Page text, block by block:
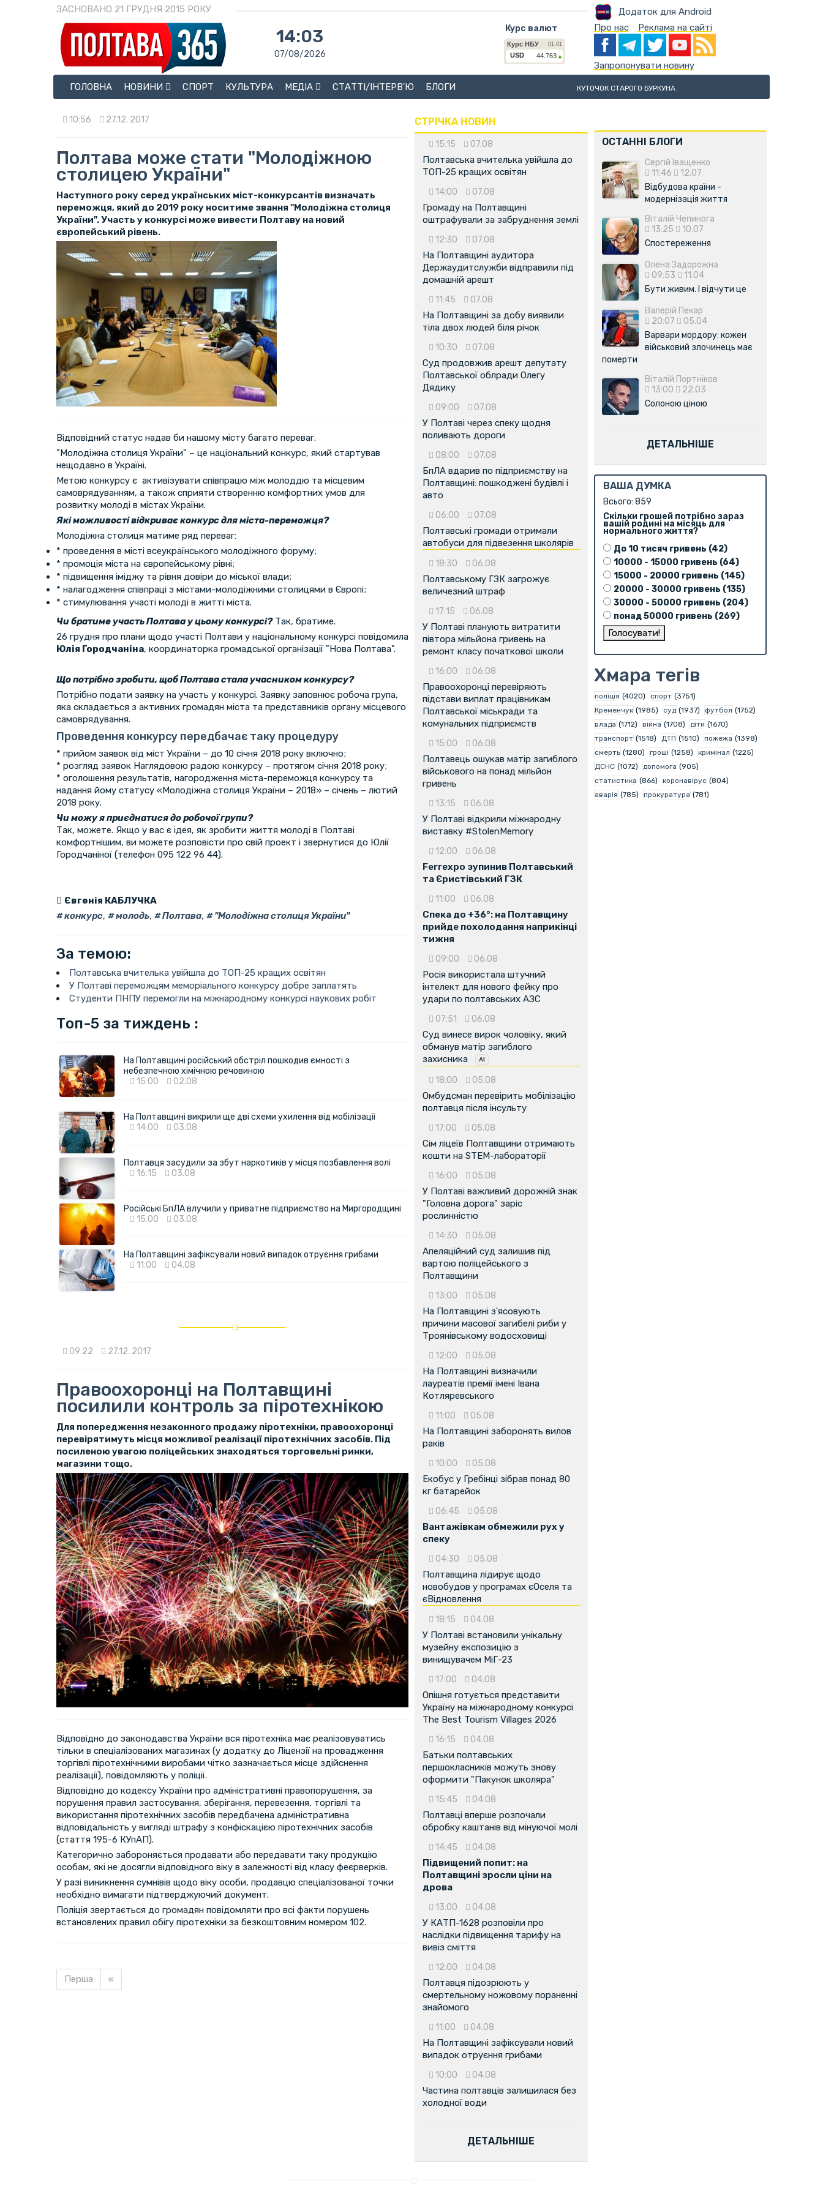
ЗАСНОВАНО 21 ГРУДНЯ 2015 РОКУ Додаток для Android
14:03
07/08/2026
Курс валют Про нас Реклама на сайті
Запропонувати новину
ГОЛОВНА
НОВИНИ СПОРТ КУЛЬТУРА МЕДІА СТАТТІ/ІНТЕРВ'Ю БЛОГИ КУТОЧОК СТАРОГО БУРКУНА
10:56 27.12. 2017
Полтава може стати "Молодіжною
столицею України"
Наступного року серед українських міст-конкурсантів визначать
переможця, який до 2019 року носитиме звання "Молодіжна столиця
України". Участь у конкурсі може вивести Полтаву на новий
європейський рівень.
Відповідний статус надав би нашому місту багато переваг.
"Молодіжна столиця України" – це національний конкурс, який стартував
нещодавно в Україні.
Метою конкурсу є активізувати співпрацю між молоддю та місцевим
самоврядуванням, а також сприяти створенню комфортних умов для
розвитку молоді в містах України.
Які можливості відкриває конкурс для міста-переможця?
Молодіжна столиця матиме ряд переваг:
* проведення в місті всеукраїнського молодіжного форуму;
* промоція міста на європейському рівні;
* підвищення іміджу та рівня довіри до міської влади;
* налагодження співпраці з містами-молодіжними столицями в Європі;
* стимулювання участі молоді в житті міста.
Чи братиме участь Полтава у цьому конкурсі?Так, братиме.
26 грудня про плани щодо участі Полтави у національному конкурсі повідомила
Юлія Городчаніна, координаторка громадської організації "Нова Полтава".
Що потрібно зробити, щоб Полтава стала учасником конкурсу?
Потрібно подати заявку на участь у конкурсі. Заявку заповнює робоча група,
яка складається з активних громадян міста та представників органу місцевого
самоврядування.
Проведення конкурсу передбачає таку процедуру
* прийом заявок від міст України – до 10 січня 2018 року включно;
* розгляд заявок Наглядовою радою конкурсу – протягом січня 2018 року;
* оголошення результатів, нагородження міста-переможця конкурсу та
надання йому статусу «Молодіжна столиця України – 2018» – січень – лютий
2018 року.
Чи можу я приєднатися до робочої групи?
Так, можете. Якщо у вас є ідея, як зробити життя молоді в Полтаві
комфортнішим, ви можете розповісти про свій проект і звернутися до Юлії
Городчаніної (телефон 095 122 96 44).
Євгенія КАБЛУЧКА
конкурс, молодь, Полтава, "Молодіжна столиця України"
За темою:
Полтавська вчителька увійшла до ТОП-25 кращих освітян
У Полтаві переможцям меморіального конкурсу добре заплатять
Студенти ПНПУ перемогли на міжнародному конкурсі наукових робіт
Топ-5 за тиждень :
На Полтавщині російський обстріл пошкодив ємності з
небезпечною хімічною речовиною
15:00
02.08
На Полтавщині викрили ще дві схеми ухилення від мобілізації
14:00
03.08
Полтавця засудили за збут наркотиків у місця позбавлення волі
16:15
03.08
Російські БпЛА влучили у приватне підприємство на Миргородщині
15:00
03.08
На Полтавщині зафіксували новий випадок отруєння грибами
11:00
04.08
09:22 27.12. 2017
Правоохоронці на Полтавщині
посилили контроль за піротехнікою
Для попередження незаконного продажу піротехніки, правоохоронці
перевірятимуть місця можливої реалізації піротехнічних засобів. Під
посиленою увагою поліцейських знаходяться торговельні ринки,
магазини тощо.
Відповідно до законодавства України вся піротехніка має реалізовуватись
тільки в спеціалізованих магазинах (у додатку до Ліцензії на провадження
торгівлі піротехнічними виробами чітко зазначається місце здійснення
реалізації), повідомляють у поліції.
Відповідно до кодексу України про адміністративні правопорушення, за
порушення правил застосування, зберігання, перевезення, торгівлі та
використання піротехнічних засобів передбачена адміністративна
відповідальність у вигляді штрафу з конфіскацією піротехнічних засобів
(стаття 195-6 КУпАП).
Категорично забороняється продавати або передавати таку продукцію
особам, які не досягли відповідного віку в залежності від класу феєрверків.
У разі виникнення сумнівів щодо віку особи, продавцю спеціалізованої точки
необхідно вимагати підтверджуючий документ.
Поліція звертається до громадян повідомляти про всі факти порушень
встановлених правил обігу піротехніки за безкоштовним номером 102.
Перша «
СТРІЧКА НОВИН
15:15 07.08
Полтавська вчителька увійшла до
ТОП-25 кращих освітян
14:00 07.08
Громаду на Полтавщині
оштрафували за забруднення землі
12:30 07.08
На Полтавщині аудитора
Держаудитслужби відправили під
домашній арешт
11:45 07.08
На Полтавщині за добу виявили
тіла двох людей біля річок
10:30 07.08
Суд продовжив арешт депутату
Полтавської облради Олегу
Дядику
09:00 07.08
У Полтаві через спеку щодня
поливають дороги
08:00 07.08
БпЛА вдарив по підприємству на
Полтавщині: пошкоджені будівлі і
авто
06:00 07.08
Полтавські громади отримали
автобуси для підвезення школярів
18:30 06.08
Полтавському ГЗК загрожує
величезний штраф
17:15 06.08
У Полтаві планують витратити
півтора мільйона гривень на
ремонт класу початкової школи
16:00 06.08
Правоохоронці перевіряють
підстави виплат працівникам
Полтавської міськради та
комунальних підприємств
15:00 06.08
Полтавець ошукав матір загиблого
військового на понад мільйон
гривень
13:15 06.08
У Полтаві відкрили міжнародну
виставку #StolenMemory
12:00 06.08
Ferrexpo зупинив Полтавський
та Єристівський ГЗК
11:00 06.08
Спека до +36°: на Полтавщину
прийде похолодання наприкінці
тижня
09:00 06.08
Росія використала штучний
інтелект для нового фейку про
удари по полтавських АЗС
07:51 06.08
Суд винесе вирок чоловіку, який
обманув матір загиблого
захисника
18:00 05.08
Омбудсман перевірить мобілізацію
полтавця після інсульту
17:00 05.08
Сім ліцеїв Полтавщини отримають
кошти на STEM-лабораторії
16:00 05.08
У Полтаві важливий дорожній знак
"Головна дорога" заріс
рослинністю
14:30 05.08
Апеляційний суд залишив під
вартою поліцейського з
Полтавщини
13:00 05.08
На Полтавщині з'ясовують
причини масової загибелі риби у
Троянівському водосховищі
12:00 05.08
На Полтавщині визначили
лауреатів премії імені Івана
Котляревського
11:00 05.08
На Полтавщині заборонять вилов
раків
10:00 05.08
Екобус у Гребінці зібрав понад 80
кг батарейок
06:45 05.08
Вантажівкам обмежили рух у
спеку
04:30 05.08
Полтавщина лідирує щодо
новобудов у програмах єОселя та
єВідновлення
18:15 04.08
У Полтаві встановили унікальну
музейну експозицію з
винищувачем МіГ-23
17:00 04.08
Опішня готується представити
Україну на міжнародному конкурсі
The Best Tourism Villages 2026
16:15 04.08
Батьки полтавських
першокласників можуть знову
оформити "Пакунок школяра"
15:45 04.08
Полтавці вперше розпочали
обробку каштанів від мінуючої молі
14:45 04.08
Підвищений попит: на
Полтавщині зросли ціни на
дрова
13:00 04.08
У КАТП-1628 розповіли про
наслідки підвищення тарифу на
вивіз сміття
12:00 04.08
Полтавця підозрюють у
смертельному ножовому пораненні
знайомого
11:00 04.08
На Полтавщині зафіксували новий
випадок отруєння грибами
10:00 04.08
Частина полтавців залишилася без
холодної води
ДЕТАЛЬНІШЕ
ОСТАННІ БЛОГИ
Сергій Іващенко
11:46
12.07
Відбудова країни -
модернізація життя
Віталій Чепинога
13:25
10.07
Спостереження
Олена Задорожна
09:53
11.04
Бути живим. І відчути це
Валерій Пекар
20:07
05.04
Варвари мордору: кожен
військовий злочинець має
померти
Віталій Портніков
13:00
22.03
Солоною ціною
ДЕТАЛЬНІШЕ
ВАША ДУМКА
Всього: 859
Скільки грошей потрібно зараз
вашій родині на місяць для
нормального життя?
До 10 тисяч гривень (42)
10000 - 15000 гривень (64)
15000 - 20000 гривень (145)
20000 - 30000 гривень (135)
30000 - 50000 гривень (204)
понад 50000 гривень (269)
Хмара тегів
поліція (4020) спорт (3751)
Кременчук (1985) суд (1937) футбол (1752)
влада (1712) війна (1708) діти (1670)
транспорт (1518) ДТП (1510) пожежа (1398)
смерть (1280) гроші (1258) кримінал (1225)
ДСНС (1072) допомога (905)
статистика (866) коронавірус (804)
аварія (785) прокуратура (781)